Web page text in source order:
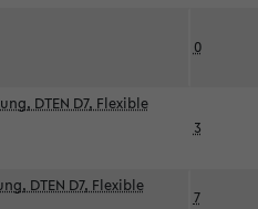
0
DTEN D7, Flexible
3
DTEN D7, Flexible
7